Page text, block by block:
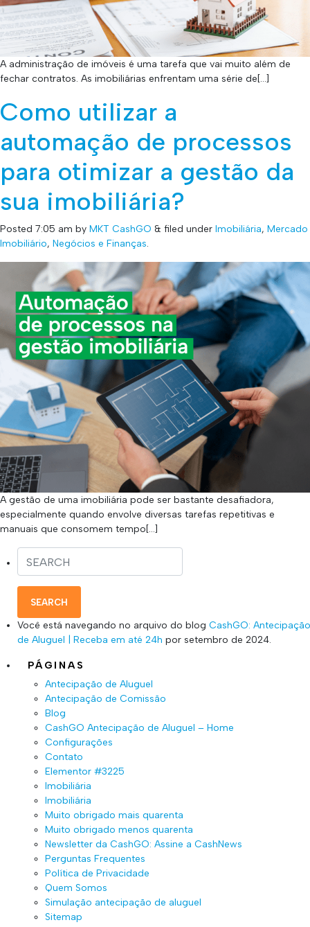
A administração de imóveis é uma tarefa que vai muito além de
fechar contratos. As imobiliárias enfrentam uma série de[…]
Como utilizar a
automação de processos
para otimizar a gestão da
sua imobiliária?
Posted 7:05 am by MKT CashGO & filed under Imobiliária, Mercado
Imobiliário, Negócios e Finanças.
A gestão de uma imobiliária pode ser bastante desafiadora,
especialmente quando envolve diversas tarefas repetitivas e
manuais que consomem tempo[…]
SEARCH
Você está navegando no arquivo do blog CashGO: Antecipação
de Aluguel | Receba em até 24h por setembro de 2024.
PÁGINAS
Antecipação de Aluguel
Antecipação de Comissão
Blog
CashGO Antecipação de Aluguel – Home
Configurações
Contato
Elementor #3225
Imobiliária
Imobiliária
Muito obrigado mais quarenta
Muito obrigado menos quarenta
Newsletter da CashGO: Assine a CashNews
Perguntas Frequentes
Política de Privacidade
Quem Somos
Simulação antecipação de aluguel
Sitemap